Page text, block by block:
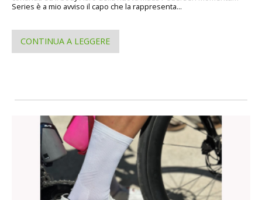
Series è a mio avviso il capo che la rappresenta...
CONTINUA A LEGGERE